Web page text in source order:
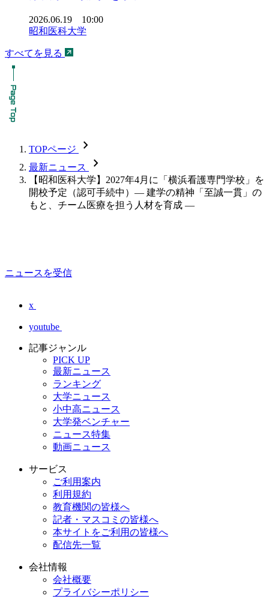
2026.06.19 10:00
昭和医科大学
すべてを見る
TOPページ chevron_forward
最新ニュース chevron_forward
【昭和医科大学】2027年4月に「横浜看護専門学校」を
開校予定（認可手続中）― 建学の精神「至誠一貫」の
もと、チーム医療を担う人材を育成 ―
ニュースを受信
x
youtube
記事ジャンル
PICK UP
最新ニュース
ランキング
大学ニュース
小中高ニュース
大学発ベンチャー
ニュース特集
動画ニュース
サービス
ご利用案内
利用規約
教育機関の皆様へ
記者・マスコミの皆様へ
本サイトをご利用の皆様へ
配信先一覧
会社情報
会社概要
プライバシーポリシー